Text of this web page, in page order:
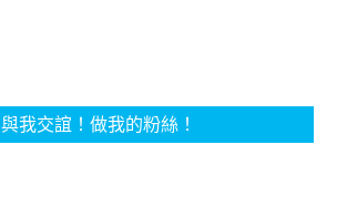
與我交誼！做我的粉絲！